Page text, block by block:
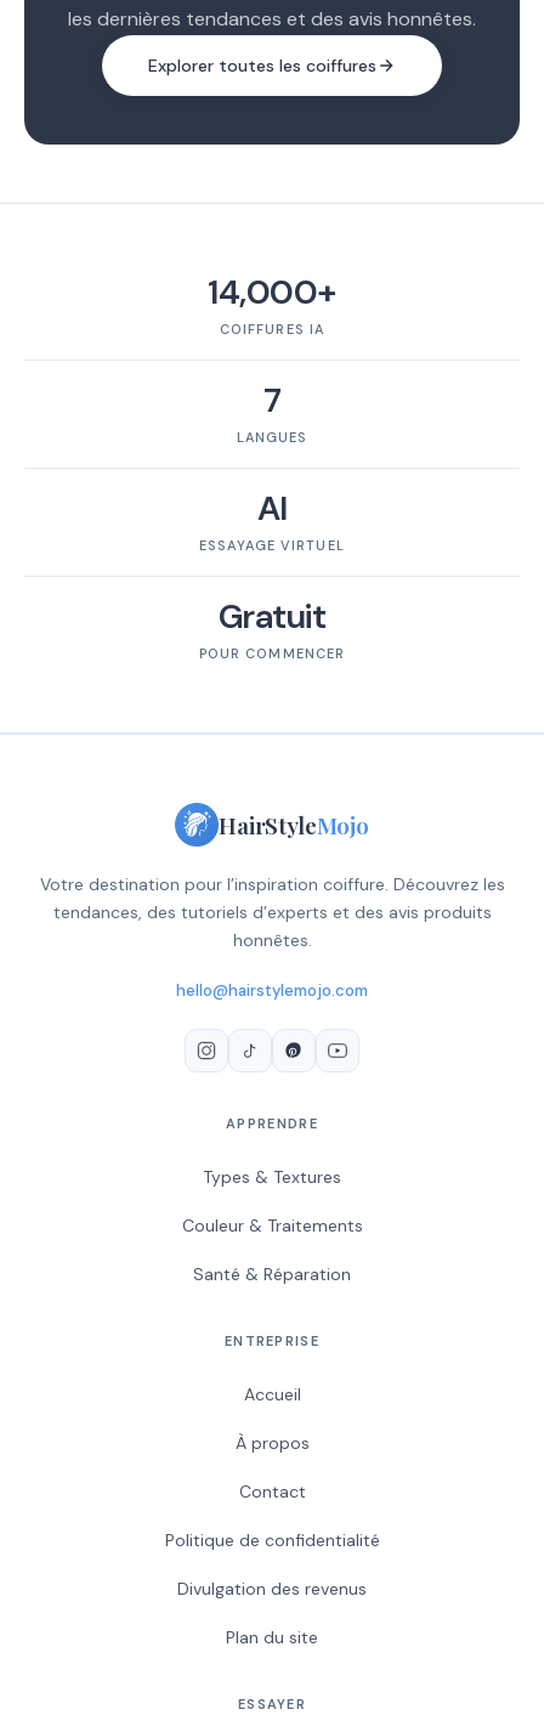
les dernières tendances et des avis honnêtes.
Explorer toutes les coiffures
14,000+
COIFFURES IA
7
LANGUES
AI
ESSAYAGE VIRTUEL
Gratuit
POUR COMMENCER
HairStyleMojo
Votre destination pour l’inspiration coiffure. Découvrez les
tendances, des tutoriels d’experts et des avis produits
honnêtes.
hello@hairstylemojo.com
APPRENDRE
Types & Textures
Couleur & Traitements
Santé & Réparation
ENTREPRISE
Accueil
À propos
Contact
Politique de confidentialité
Divulgation des revenus
Plan du site
ESSAYER